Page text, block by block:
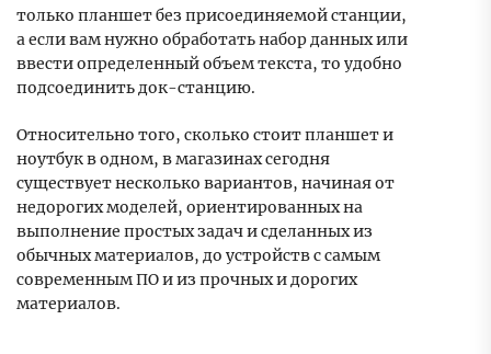
только планшет без присоединяемой станции,
а если вам нужно обработать набор данных или
ввести определенный объем текста, то удобно
подсоединить док-станцию.
Относительно того, сколько стоит планшет и
ноутбук в одном, в магазинах сегодня
существует несколько вариантов, начиная от
недорогих моделей, ориентированных на
выполнение простых задач и сделанных из
обычных материалов, до устройств с самым
современным ПО и из прочных и дорогих
материалов.